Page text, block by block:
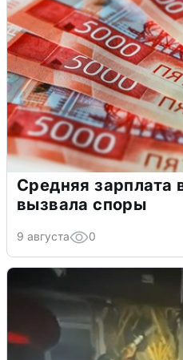
Средняя зарплата
вызвала споры
9 августа 0